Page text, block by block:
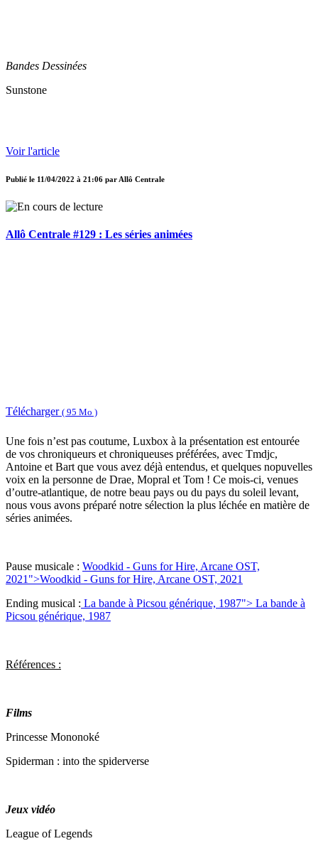
Bandes Dessinées
Sunstone
Voir l'article
Publié le 11/04/2022 à 21:06 par Allô Centrale
Allô Centrale #129 : Les séries animées
Télécharger ( 95 Mo )
Une fois n’est pas coutume, Luxbox à la présentation est entourée
de vos chroniqueurs et chroniqueuses préférées, avec Tmdjc,
Antoine et Bart que vous avez déjà entendus, et quelques nopuvelles
voix en la personne de Drae, Mopral et Tom ! Ce mois-ci, venues
d’outre-atlantique, de notre beau pays ou du pays du soleil levant,
nous vous avons préparé notre sélection la plus léchée en matière de
séries animées.
Pause musicale : Woodkid - Guns for Hire, Arcane OST,
2021">Woodkid - Guns for Hire, Arcane OST, 2021
Ending musical : La bande à Picsou générique, 1987"> La bande à
Picsou générique, 1987
Références :
Films
Princesse Mononoké
Spiderman : into the spiderverse
Jeux vidéo
League of Legends